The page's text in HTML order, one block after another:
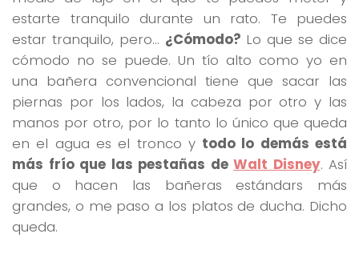
estarte tranquilo durante un rato. Te puedes
estar tranquilo, pero… ¿Cómodo? Lo que se dice
cómodo no se puede. Un tío alto como yo en
una bañera convencional tiene que sacar las
piernas por los lados, la cabeza por otro y las
manos por otro, por lo tanto lo único que queda
en el agua es el tronco y todo lo demás está
más frío que las pestañas de Walt Disney. Así
que o hacen las bañeras estándars más
grandes, o me paso a los platos de ducha. Dicho
queda.